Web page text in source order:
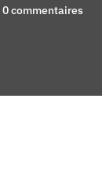
|0 commentaires